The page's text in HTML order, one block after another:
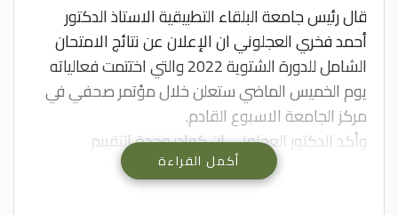
قال رئيس جامعة البلقاء التطبيقية الاستاذ الدكتور
أحمد فخري العجلوني ان الإعلان عن نتائج الامتحان
الشامل للدورة الشتوية 2022 والتي اختتمت فعالياته
يوم الخميس الماضي ستعلن خلال مؤتمر صحفي في
مركز الجامعة الاسبوع القادم.
وأكد الدكتور العجلوني ان كوادر وحدة التقييم
والامتحانات العامة تعكف على تدقيق النتائج
واستخلاصها لتكون متاحة للجميع حال انعقاد المؤتمر
أكمل القراءة